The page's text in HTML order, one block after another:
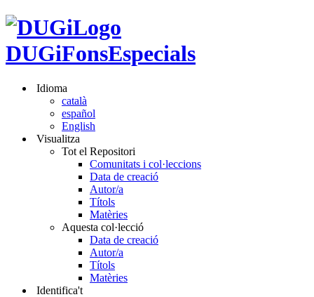
DUGiFonsEspecials
Idioma
català
español
English
Visualitza
Tot el Repositori
Comunitats i col·leccions
Data de creació
Autor/a
Títols
Matèries
Aquesta col·lecció
Data de creació
Autor/a
Títols
Matèries
Identifica't